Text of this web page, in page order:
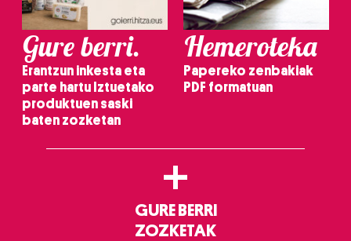
Gure berri.
Erantzun inkesta eta
parte hartu Iztuetako
produktuen saski
baten zozketan
Hemeroteka
Papereko zenbakiak
PDF formatuan
+
GURE BERRI
ZOZKETAK